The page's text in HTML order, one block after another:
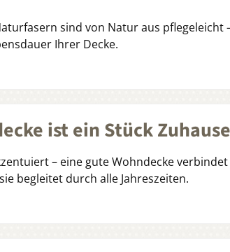
sind von Natur aus
Ihrer Decke.
ist ein Stück Zuhause
– eine gute Wohndecke
begleitet durch alle Jahreszeiten.